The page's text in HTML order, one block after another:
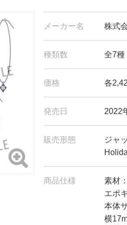
メーカー名 株式
種類数 全7種
価格 各
発売日 2022
販売形態
ジャ
商品仕様
素材
エポ
本体
横